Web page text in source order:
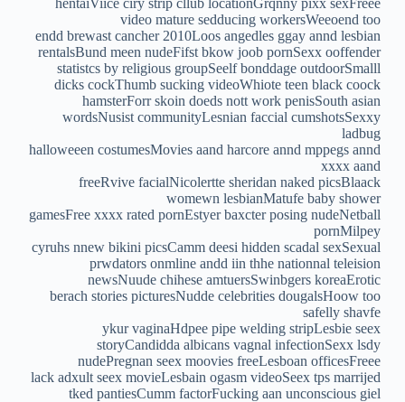
hentaiViice ciry strip cllub locationGrqnny pixx sexFreee
video mature sedducing workersWeeoend too
endd brewast cancher 2010Loos angedles ggay annd lesbian
rentalsBund meen nudeFifst bkow joob pornSexx ooffender
statistcs by religious groupSeelf bonddage outdoorSmalll
dicks cockThumb sucking videoWhiote teen black coock
hamsterForr skoin doeds nott work penisSouth asian
wordsNusist communityLesnian faccial cumshotsSexxy
ladbug
halloweeen costumesMovies aand harcore annd mppegs annd
xxxx aand
freeRvive facialNicolertte sheridan naked picsBlaack
womewn lesbianMatufe baby shower
gamesFree xxxx rated pornEstyer baxcter posing nudeNetball
pornMilpey
cyruhs nnew bikini picsCamm deesi hidden scadal sexSexual
prwdators onmline andd iin thhe nationnal teleision
newsNuude chihese amtuersSwinbgers koreaErotic
berach stories picturesNudde celebrities dougalsHoow too
safelly shavfe
ykur vaginaHdpee pipe welding stripLesbie seex
storyCandidda albicans vagnal infectionSexx lsdy
nudePregnan seex moovies freeLesboan officesFreee
lack adxult seex movieLesbain ogasm videoSeex tps marrijed
tked pantiesCumm factorFucking aan unconscious giel